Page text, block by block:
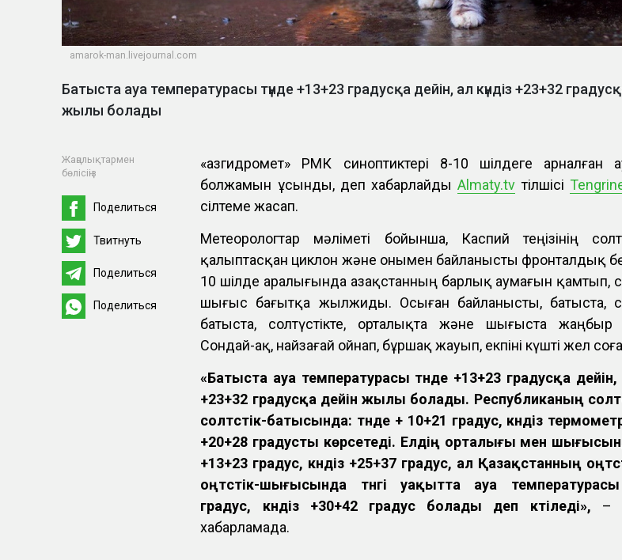
amarok-man.livejournal.com
Батыста ауа температурасы түнде +13+23 градусқа дейін, ал күндіз +23+32
жылы болады
Жаңалықтармен
бөлісіңіз
Поделиться
Твитнуть
Поделиться
Поделиться
«Қазгидромет» РМК синоптиктері 8-10 шілдеге арналған
болжамын ұсынды, деп хабарлайдыAlmaty.tv тілшісі
сілтеме жасап.
Метеорологтар мәліметі бойынша, Каспий теңізінің
қалыптасқан циклон және онымен байланысты фронталдық
10 шілде аралығында Қазақстанның барлық аумағын қамтып,
шығыс бағытқа жылжиды. Осыған байланысты, батыста,
батыста, солтүстікте, орталықта және шығыста
Сондай-ақ, найзағай ойнап, бұршақ жауып, екпіні күшті жел
«Батыста ауа температурасы түнде +13+23 градусқа дейін,
+23+32 градусқа дейін жылы болады. Республиканың
солтүстік-батысында: түнде + 10+21 градус, күндіз
+20+28 градусты көрсетеді. Елдің орталығы мен
+13+23 градус, күндіз +25+37 градус, ал Қазақстанның
оңтүстік-шығысында түнгі уақытта ауа
градус, күндіз +30+42 градус болады деп күтіледі», –
хабарламада.